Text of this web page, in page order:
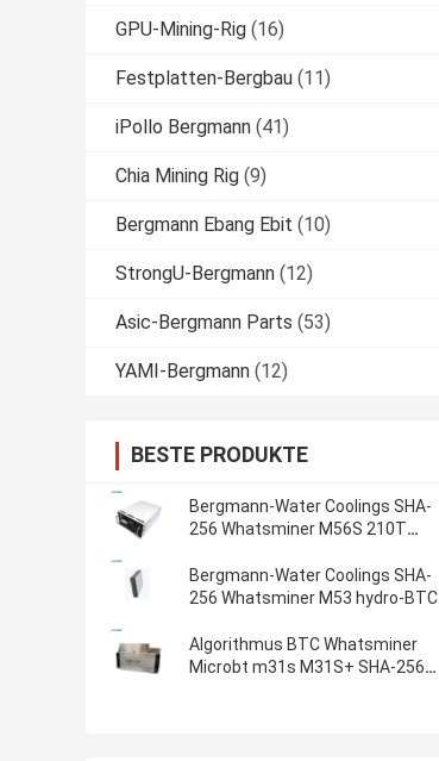
GPU-Mining-Rig (16)
Festplatten-Bergbau (11)
iPollo Bergmann (41)
Chia Mining Rig (9)
Bergmann Ebang Ebit (10)
StrongU-Bergmann (12)
Asic-Bergmann Parts (53)
YAMI-Bergmann (12)
BESTE PRODUKTE
Bergmann-Water Coolings SHA-
256 Whatsminer M56S 210T
Algorithmus-hydrobergmann
Bergmann-Water Coolings SHA-
256 Whatsminer M53 hydro-BTC
Bergmann
Algorithmus BTC Whatsminer
Microbt m31s M31S+ SHA-256